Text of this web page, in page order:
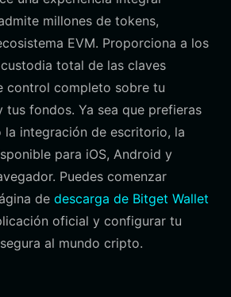
millones de tokens,
EVM. Proporciona a los
total de las claves
control completo sobre tu
fondos. Ya sea que prefieras
la integración de escritorio, la
para iOS, Android y
Puedes comenzar
de descarga de Bitget Wallet
oficial y configurar tu
al mundo cripto.